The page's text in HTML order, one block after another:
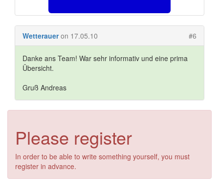
Wetterauer on 17.05.10 #6
Danke ans Team! War sehr informativ und eine prima
Übersicht.
Gruß Andreas
Please register
In order to be able to write something yourself, you must
register in advance.